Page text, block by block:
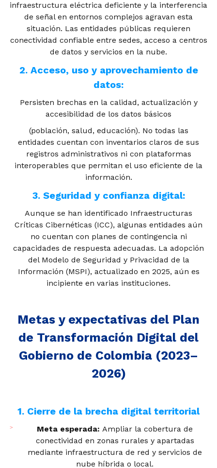
infraestructura eléctrica deficiente y la interferencia
de señal en entornos complejos agravan esta
situación. Las entidades públicas requieren
conectividad confiable entre sedes, acceso a centros
de datos y servicios en la nube.
2. Acceso, uso y aprovechamiento de
datos:
Persisten brechas en la calidad, actualización y
accesibilidad de los datos básicos
(población, salud, educación). No todas las
entidades cuentan con inventarios claros de sus
registros administrativos ni con plataformas
interoperables que permitan el uso eficiente de la
información.
3. Seguridad y confianza digital:
Aunque se han identificado Infraestructuras
Críticas Cibernéticas (ICC), algunas entidades aún
no cuentan con planes de contingencia ni
capacidades de respuesta adecuadas. La adopción
del Modelo de Seguridad y Privacidad de la
Información (MSPI), actualizado en 2025, aún es
incipiente en varias instituciones.
Metas y expectativas del Plan
de Transformación Digital del
Gobierno de Colombia (2023–
2026)
1. Cierre de la brecha digital territorial
Meta esperada: Ampliar la cobertura de
conectividad en zonas rurales y apartadas
mediante infraestructura de red y servicios de
nube híbrida o local.